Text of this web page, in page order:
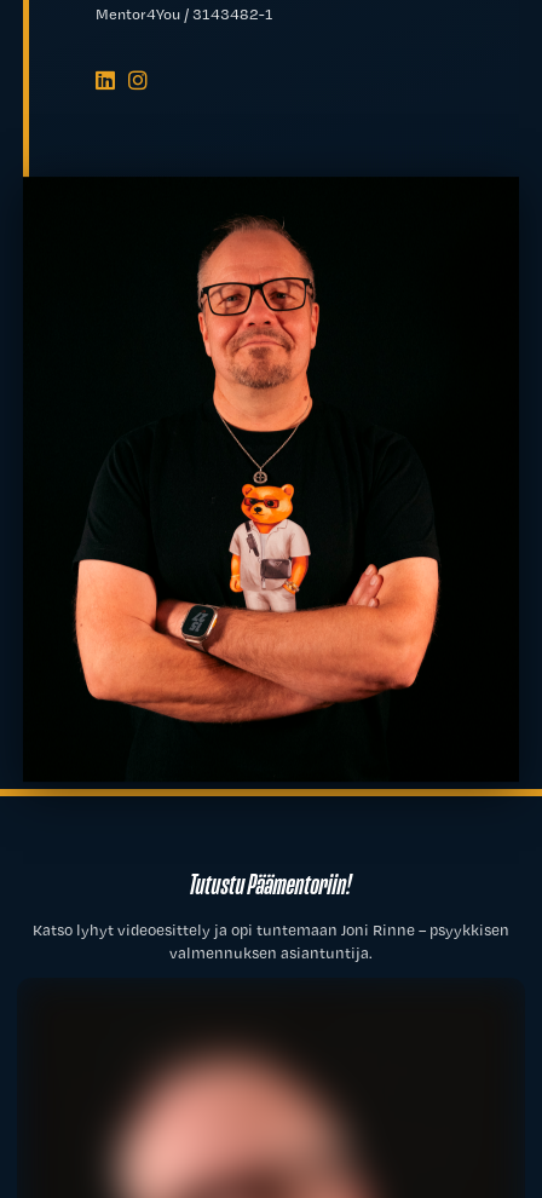
Mentor4You / 3143482-1
Tutustu Päämentoriin!
Katso lyhyt videoesittely ja opi tuntemaan Joni Rinne – psyykkisen
valmennuksen asiantuntija.